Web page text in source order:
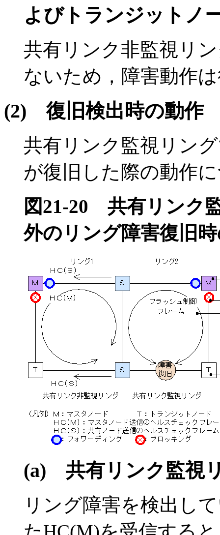
よびトランジットノ
共有リンク非監視リ
ないため，障害動作
(2) 復旧検出時の動作
共有リンク監視リン
が復旧した際の動作
図21-20 共有リンク
外のリング障害復旧
(a) 共有リンク監視
リング障害を検出し